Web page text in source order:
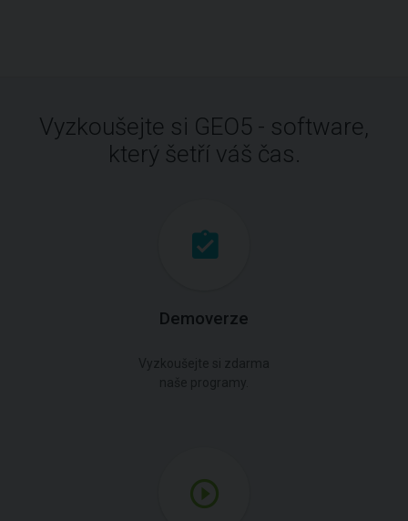
Vyzkoušejte si GEO5 - software,
který šetří váš čas.
Demoverze